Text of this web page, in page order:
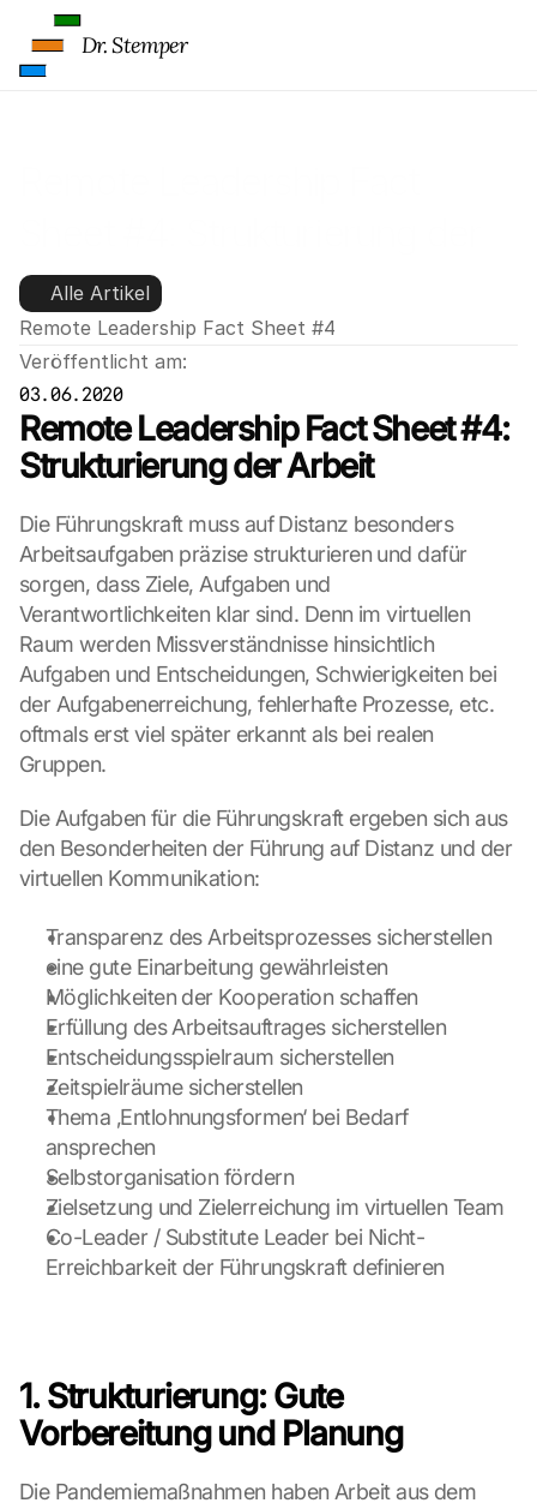
Arbeit
Alle Artikel
Remote Leadership Fact Sheet #4
Veröffentlicht am:
03.06.2020
Remote Leadership Fact Sheet #4:
Strukturierung der Arbeit
Die Führungskraft muss auf Distanz besonders
Arbeitsaufgaben präzise strukturieren und dafür
sorgen, dass Ziele, Aufgaben und
Verantwortlichkeiten klar sind. Denn im virtuellen
Raum werden Missverständnisse hinsichtlich
Aufgaben und Entscheidungen, Schwierigkeiten bei
der Aufgabenerreichung, fehlerhafte Prozesse, etc.
oftmals erst viel später erkannt als bei realen
Gruppen.
Die Aufgaben für die Führungskraft ergeben sich aus
den Besonderheiten der Führung auf Distanz und der
virtuellen Kommunikation:
Transparenz des Arbeitsprozesses sicherstellen
eine gute Einarbeitung gewährleisten
Möglichkeiten der Kooperation schaffen
Erfüllung des Arbeitsauftrages sicherstellen
Entscheidungsspielraum sicherstellen
Zeitspielräume sicherstellen
Thema ‚Entlohnungsformen‘ bei Bedarf
ansprechen
Selbstorganisation fördern
Zielsetzung und Zielerreichung im virtuellen Team
Co-Leader / Substitute Leader bei Nicht-
Erreichbarkeit der Führungskraft definieren
1. Strukturierung: Gute
Vorbereitung und Planung
Die Pandemiemaßnahmen haben Arbeit aus dem
Dr. Stemper
G
o
o
g
l
e
M
a
K
a
r
a
d
e
n
:
u
r
c
h
K
n
a
u